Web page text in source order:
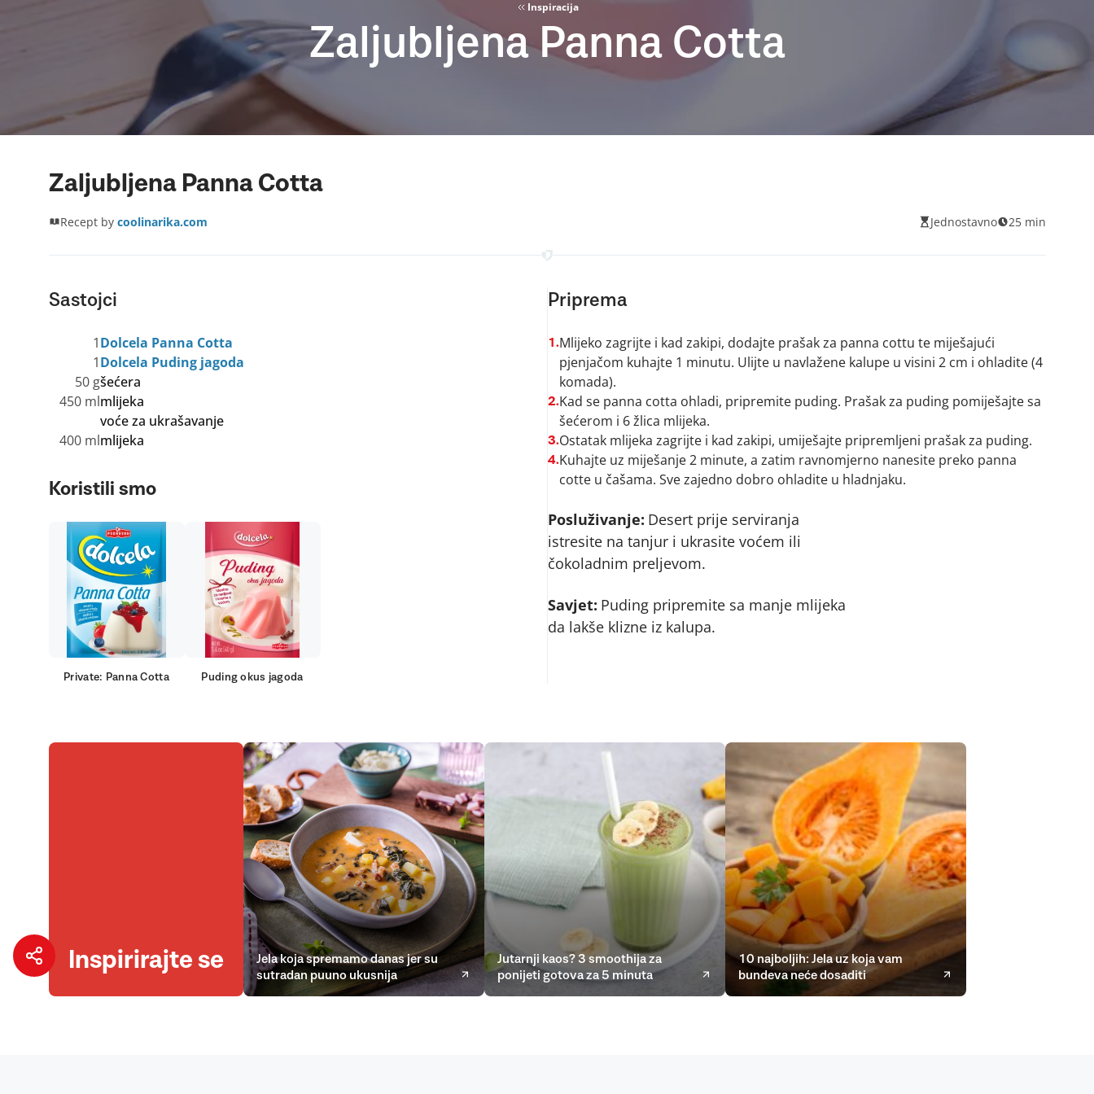
Inspiracija
Zaljubljena Panna Cotta
Zaljubljena Panna Cotta
Recept by coolinarika.com Jednostavno 25 min
Sastojci
1Dolcela Panna Cotta
1Dolcela Puding jagoda
50 gšećera
450 mlmlijeka
voće za ukrašavanje
400 mlmlijeka
Koristili smo
Private: Panna Cotta Puding okus jagoda
Priprema
1.Mlijeko zagrijte i kad zakipi, dodajte prašak za panna cottu te miješajući
pjenjačom kuhajte 1 minutu. Ulijte u navlažene kalupe u visini 2 cm i ohladite (4
komada).
2.Kad se panna cotta ohladi, pripremite puding. Prašak za puding pomiješajte sa
šećerom i 6 žlica mlijeka.
3.Ostatak mlijeka zagrijte i kad zakipi, umiješajte pripremljeni prašak za puding.
4.Kuhajte uz miješanje 2 minute, a zatim ravnomjerno nanesite preko panna
cotte u čašama. Sve zajedno dobro ohladite u hladnjaku.
Posluživanje: Desert prije serviranja
istresite na tanjur i ukrasite voćem ili
čokoladnim preljevom.
Savjet: Puding pripremite sa manje mlijeka
da lakše klizne iz kalupa.
Inspirirajte se
Jela koja spremamo danas jer su
sutradan puuno ukusnija
Jutarnji kaos? 3 smoothija za
ponijeti gotova za 5 minuta
10 najboljih: Jela uz koja vam
bundeva neće dosaditi